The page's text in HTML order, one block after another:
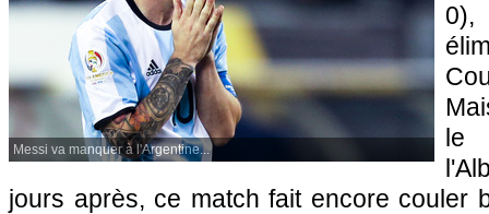
Messi va manquer à l'Argentine...
0),
jours après, ce match fait encore couler